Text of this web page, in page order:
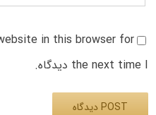
in this browser for
the next time I دیدگاه.